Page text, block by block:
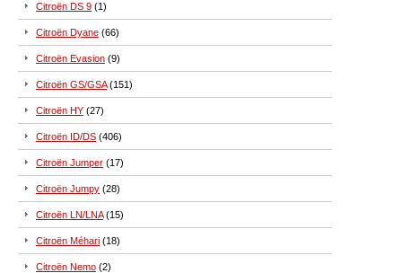
Citroën DS 9 (1)
Citroën Dyane (66)
Citroën Evasion (9)
Citroën GS/GSA(151)
Citroën HY (27)
Citroën ID/DS (406)
Citroën Jumper (17)
Citroën Jumpy (28)
Citroën LN/LNA(15)
Citroën Méhari (18)
Citroën Nemo (2)